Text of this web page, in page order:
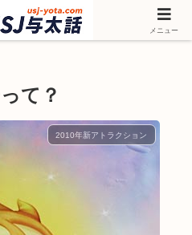
ドーワールド アトラクションなどユニ
収集しています
て？
2010年新アトラクション
メニュー